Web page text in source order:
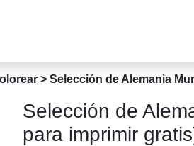
> Selección de Alemania
Selección de
para imprimir